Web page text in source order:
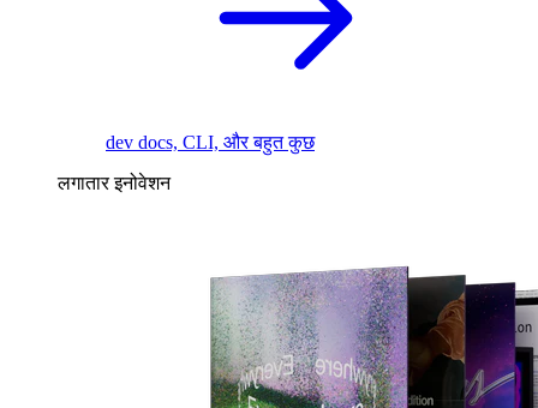
dev docs, CLI, और बहुत कुछ
लगातार इनोवेशन